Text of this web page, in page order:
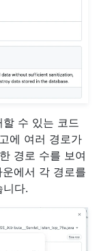
수 있는 코드
에 여러 경로가
경로 수를 보여
에서 각 경로를
다.